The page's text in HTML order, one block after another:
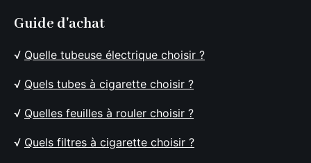
Guide d'achat
√ Quelle tubeuse électrique choisir ?
√ Quels tubes à cigarette choisir ?
√ Quelles feuilles à rouler choisir ?
√ Quels filtres à cigarette choisir ?